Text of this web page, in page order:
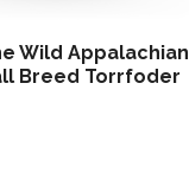
Wild Appalachian
Breed Torrfoder